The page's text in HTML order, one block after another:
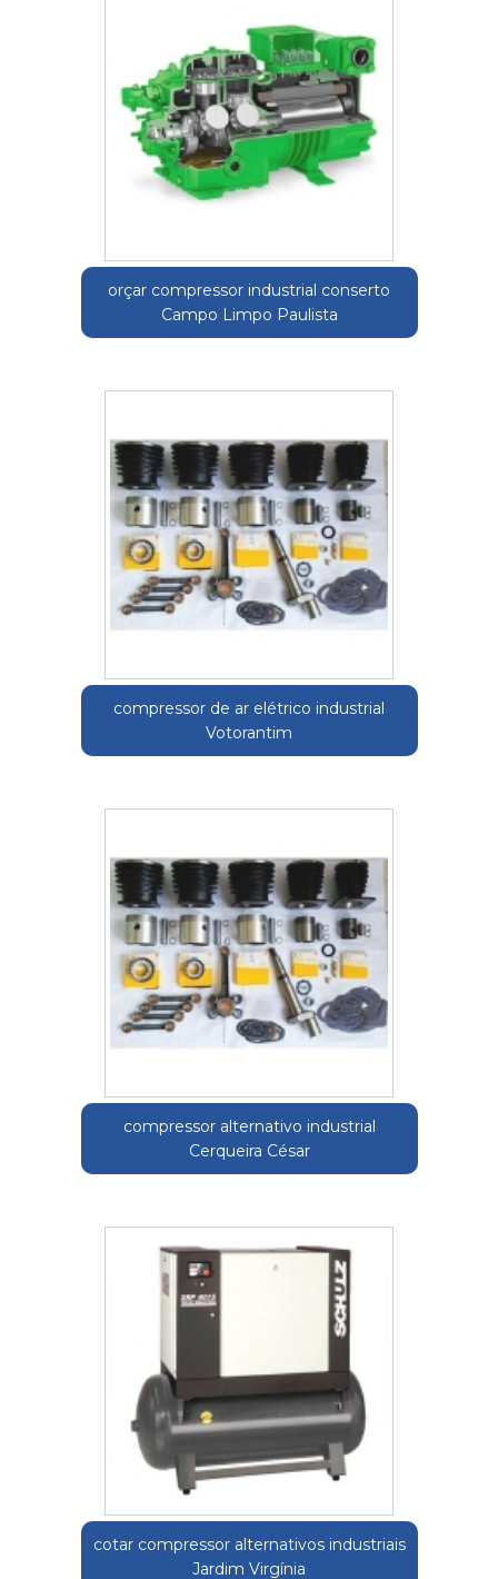
orçar compressor industrial conserto
Campo Limpo Paulista
compressor de ar elétrico industrial
Votorantim
compressor alternativo industrial
Cerqueira César
cotar compressor alternativos industriais
Jardim Virgínia